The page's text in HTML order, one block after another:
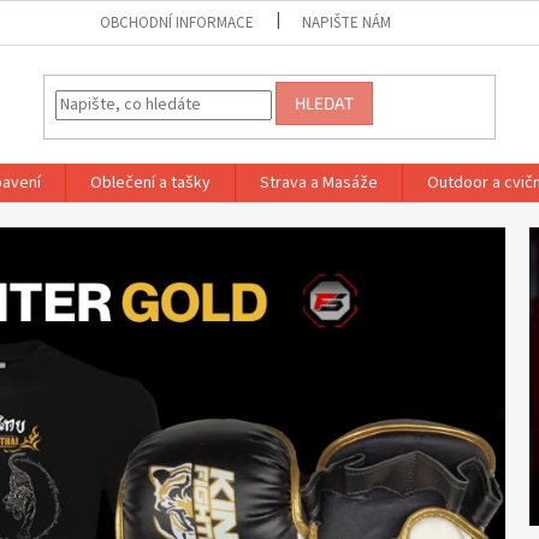
OBCHODNÍ INFORMACE NAPIŠTE NÁM
HLEDAT
Oblečení a tašky Strava a Masáže Outdoor a